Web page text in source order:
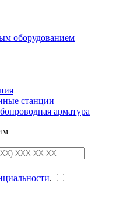
оборудованием
станции
арматура
.